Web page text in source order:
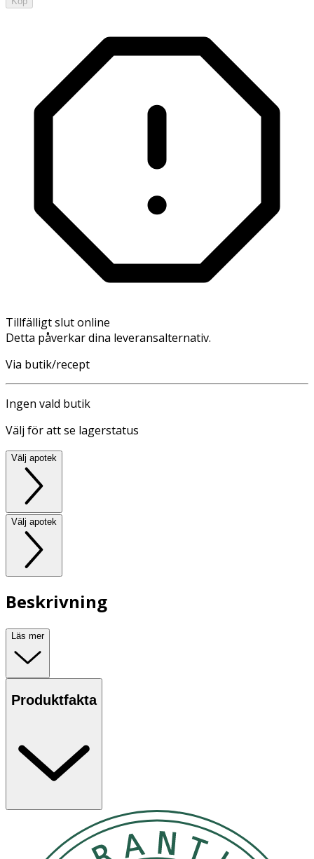
Tillfälligt slut online
Detta påverkar dina leveransalternativ.
Via butik/recept
Ingen vald butik
Välj för att se lagerstatus
Välj apotek
Välj apotek
Beskrivning
Läs mer
Produktfakta